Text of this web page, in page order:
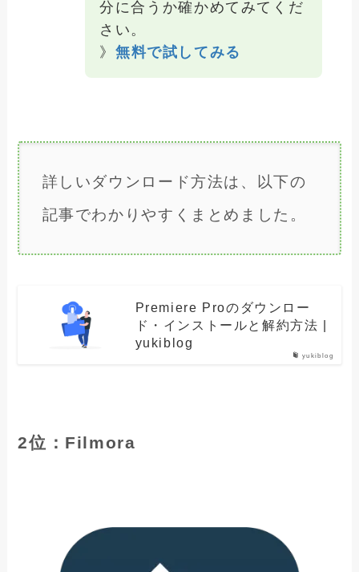
分に合うか確かめてみてくだ
さい。
》 無料で試してみる
詳しいダウンロード方法は、以下の
記事でわかりやすくまとめました。
yukiblog
Premiere Proのダウンロー
ド・インストールと解約方法 |
yukiblog
2位：Filmora